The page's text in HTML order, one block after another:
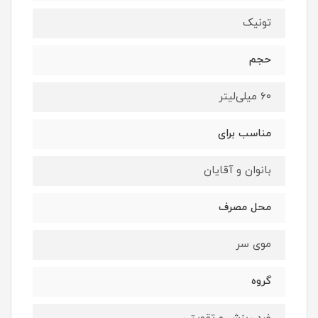
تونیک
حجم
60 میلی‌لیتر
مناسب برای
بانوان و آقایان
محل مصرف
موی سر
گروه